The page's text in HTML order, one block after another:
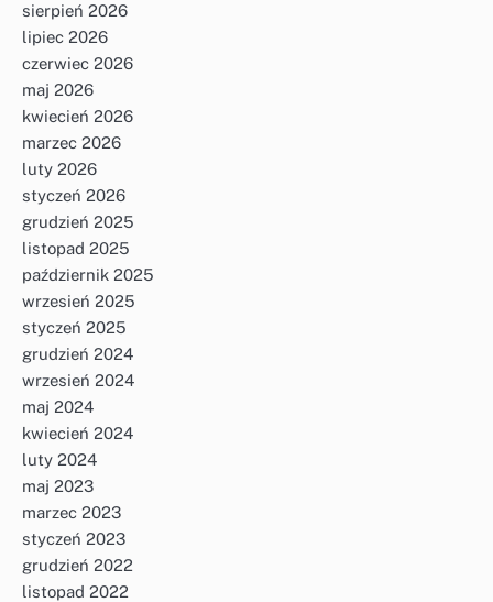
sierpień 2026
lipiec 2026
czerwiec 2026
maj 2026
kwiecień 2026
marzec 2026
luty 2026
styczeń 2026
grudzień 2025
listopad 2025
październik 2025
wrzesień 2025
styczeń 2025
grudzień 2024
wrzesień 2024
maj 2024
kwiecień 2024
luty 2024
maj 2023
marzec 2023
styczeń 2023
grudzień 2022
listopad 2022